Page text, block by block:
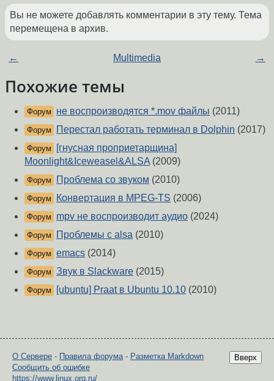
Вы не можете добавлять комментарии в эту тему. Тема
перемещена в архив.
← Multimedia →
Похожие темы
Форум не воспроизводятся *.mov файлы (2011)
Форум Перестал работать терминал в Dolphin (2017)
Форум
[гнусная проприетарщина]
Moonlight&Iceweasel&ALSA (2009)
Форум Проблема со звуком (2010)
Форум Конвертация в MPEG-TS (2006)
Форум mpv не воспроизводит аудио (2024)
Форум Проблемы с alsa (2010)
Форум emacs (2014)
Форум Звук в Slackware (2015)
Форум [ubuntu] Praat в Ubuntu 10.10 (2010)
Вверх
О Сервере - Правила форума- Разметка Markdown
Сообщить об ошибке
https://www.linux.org.ru/